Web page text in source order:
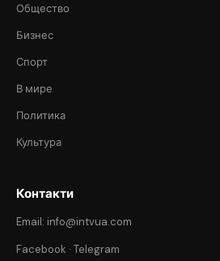
Общество
Бизнес
Спорт
В мире
Политика
Культура
Контакти
Email: info@intvua.com
Facebook · Telegram